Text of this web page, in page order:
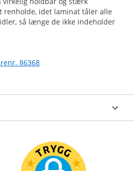
renholde, idet laminat tåler alle
så længe de ikke indeholder
86368